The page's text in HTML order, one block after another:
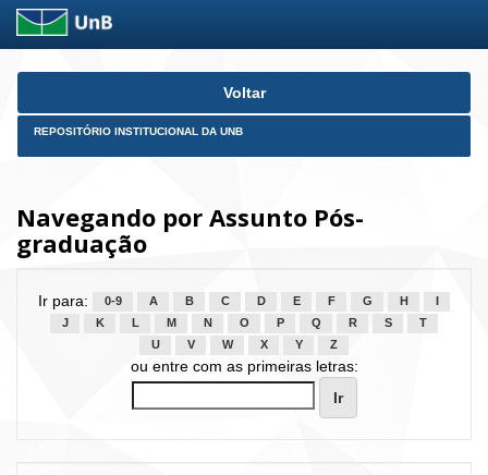
Skip
Voltar
REPOSITÓRIO INSTITUCIONAL DA UNB
Navegando por Assunto Pós-
graduação
Ir para: 0-9 A B C D E F G H
J
K L M N O P Q R S
T
U
V W X Y Z
ou entre com as primeiras letras: